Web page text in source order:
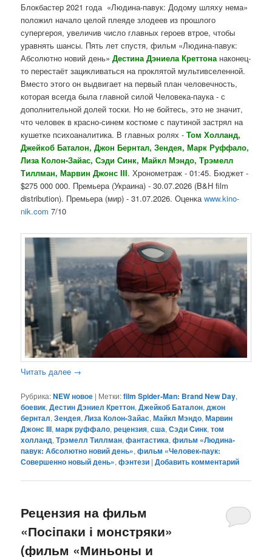
Блокбастер 2021 года «Людина-павук: Додому шляху нема»
положил начало целой плеяде злодеев из прошлого
супергероя, увеличив число главных героев втрое, чтобы
уравнять шансы. Пять лет спустя, фильм «Людина-павук:
Абсолютно новий день»Дестина Дэниела Креттона наконец-
то перестаёт зацикливаться на проклятой мультивселенной.
Вместо этого он выдвигает на первый план человечность,
которая всегда была главной силой Человека-паука - с
дополнительной долей тоски. Но не бойтесь, это не значит,
что человек в красно-синем костюме с паутиной застрял на
кушетке психоаналитика. В главных ролях -Том Холланд,
Джейкоб Баталон, Джон Бернтал, Зендея, Марк Руффало,
Лиза Колон-Зайас, Сэди Синк, Майкл Мэндо, Трэмелл
Тиллман, Марвин Джонс III. Хронометраж - 01:45. Бюджет -
$275 000 000. Премьера (Украина) - 30.07.2026 (B&H film
distribution). Премьера (мир) - 31.07.2026. Оценкаwww.kino-
nik.com 7/10
Читать далее →
Рубрика:NEW новое | Метки:film Spider-Man: Brand New Day,
боевик,Дестин Дэниел Креттон,Джейкоб Баталон,джон
бернтал,Зендея,Лиза Колон-Зайас,Майкл Мэндо,Марвин
Джонс III,марк руффало,рецензия,сша,Сэди Синк,том
холланд,Трэмелл Тиллман,фантастика,фильм «Людина-
павук: Абсолютно новий день»,фильм «Человек-паук:
Совершенно новый день»,фэнтези |Добавить комментарий
Рецензия на фильм
«Посіпаки і монстряки»
(фильм «Миньоны и